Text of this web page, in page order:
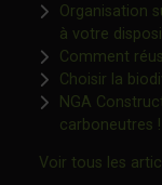
Organisation
à votre
Comment
Choisir la
NGA
carboneutres !
Voir tous les